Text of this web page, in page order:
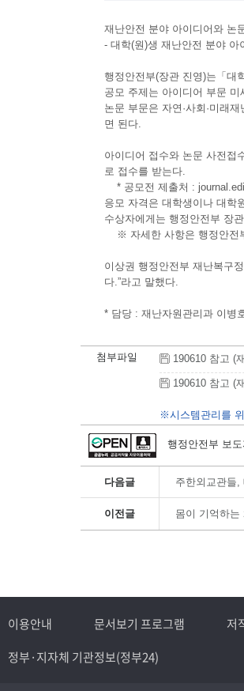
재난안전 분야 아이디어와 논
- 대학(원)생 재난안전 분야
행정안전부(장관 진영)는「대
공모 주제는 아이디어 부문
논문 부문은 자연·사회·미래
면 된다.
아이디어 접수와 논문 사전접
로 접수를 받는다.
* 공모전 제출처 :
응모 자격은 대학생이나 대학
수상자에게는 행정안전부 장
※ 자세한 사항은 행정안전
이상권 행정안전부 재난복구
다.”라고 말했다.
* 담당 : 재난자원관리과 이병
첨부파일 190610 참고 (
190610 참고 (
※시스템관리를
행정안전부 보
다음글 주한외교관들
이전글 몸이 기억하는
이용안내 문서보기 프로그램 저
정부·지자체 기관정보(정부24)